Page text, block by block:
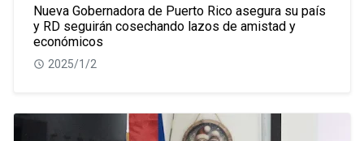
Nueva Gobernadora de Puerto Rico asegura su país
y RD seguirán cosechando lazos de amistad y
económicos
2025/1/2